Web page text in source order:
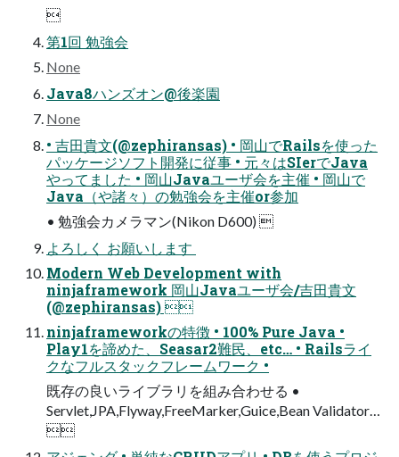

第1回 勉強会
None
Java8ハンズオン@後楽園
None
• 吉田貴文(@zephiransas) • 岡山でRailsを使った
パッケージソフト開発に従事 • 元々はSIerでJava
やってました • 岡山Javaユーザ会を主催 • 岡山で
Java（や諸々）の勉強会を主催or参加
• 勉強会カメラマン(Nikon D600) 
よろしく お願いします 
Modern Web Development with
ninjaframework 岡山Javaユーザ会/吉田貴文
(@zephiransas) 
ninjaframeworkの特徴 • 100% Pure Java •
Play1を諦めた、Seasar2難民、etc… • Railsライ
クなフルスタックフレームワーク •
既存の良いライブラリを組み合わせる •
Servlet,JPA,Flyway,FreeMarker,Guice,Bean Validator…
